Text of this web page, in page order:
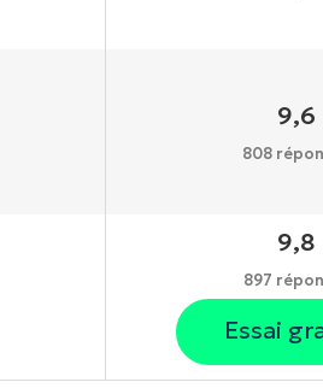
9,6
808
9,8
897
Essai